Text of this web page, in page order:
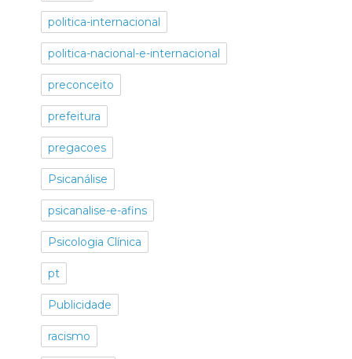
politica-internacional
politica-nacional-e-internacional
preconceito
prefeitura
pregacoes
Psicanálise
psicanalise-e-afins
Psicologia Clínica
pt
Publicidade
racismo